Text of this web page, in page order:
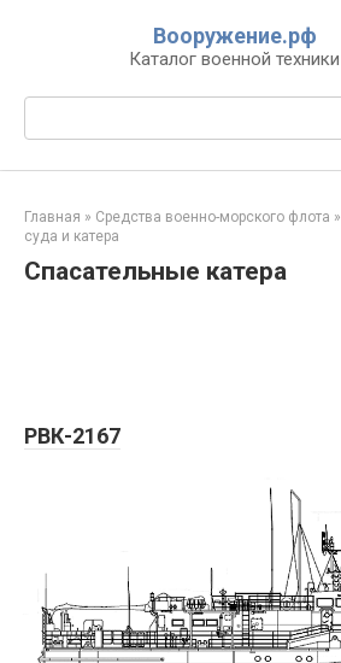
Вооружение.рф
Каталог военной техники
Поиск:
Главная » Средства военно-морского флота »
суда и катера
Спасательные катера
РВК-2167